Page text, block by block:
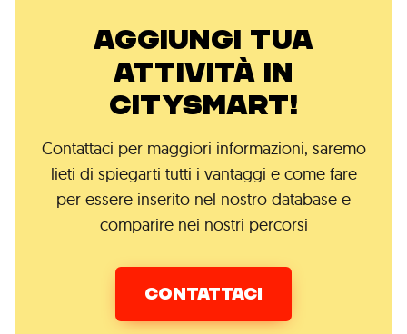
AGGIUNGI TUA
ATTIVITÀ IN
CITYSMART!
Contattaci per maggiori informazioni, saremo
lieti di spiegarti tutti i vantaggi e come fare
per essere inserito nel nostro database e
comparire nei nostri percorsi
CONTATTACI